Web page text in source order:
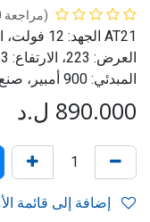
(مراجعة 0)
المبدئي: 900 أمبير، صنع في جمهورية التشيك
890.000 ل.د